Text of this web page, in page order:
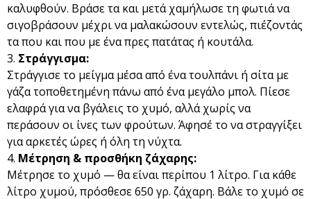
καλυφθούν. Βράσε τα και μετά χαμήλωσε τη φωτιά να
σιγοβράσουν μέχρι να μαλακώσουν εντελώς, πιέζοντάς
τα που και που με ένα πρες πατάτας ή κουτάλα.
Στράγγισμα:
Στράγγισε το μείγμα μέσα από ένα τουλπάνι ή σίτα με
γάζα τοποθετημένη πάνω από ένα μεγάλο μπολ. Πίεσε
ελαφρά για να βγάλεις το χυμό, αλλά χωρίς να
περάσουν οι ίνες των φρούτων. Άφησέ το να στραγγίξει
για αρκετές ώρες ή όλη τη νύχτα.
Μέτρηση & προσθήκη ζάχαρης:
Μέτρησε το χυμό — θα είναι περίπου 1 λίτρο. Για κάθε
λίτρο χυμού, πρόσθεσε 650 γρ. ζάχαρη. Βάλε το χυμό σε